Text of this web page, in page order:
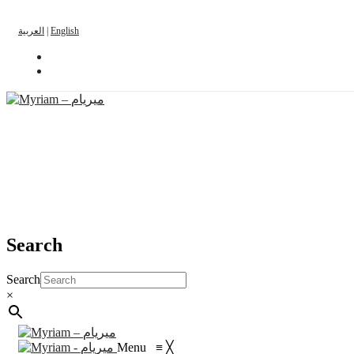
العربية English
Search
Search
×
Menu ≡ ╳